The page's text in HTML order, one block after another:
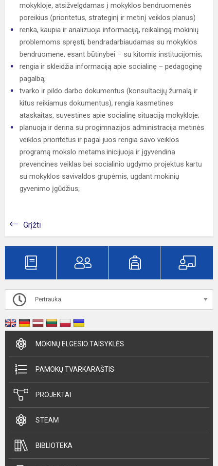
mokykloje, atsižvelgdamas į mokyklos bendruomenės
poreikius (prioritetus, strateginį ir metinį veiklos planus)
renka, kaupia ir analizuoja informaciją, reikalingą mokinių
problemoms spręsti, bendradarbiaudamas su mokyklos
bendruomene, esant būtinybei – su kitomis institucijomis;
rengia ir skleidžia informaciją apie socialinę – pedagoginę
pagalbą;
tvarko ir pildo darbo dokumentus (konsultacijų žurnalą ir
kitus reikiamus dokumentus), rengia kasmetines
ataskaitas, suvestines apie socialinę situaciją mokykloje;
planuoja ir derina su progimnazijos administracija metinės
veiklos prioritetus ir pagal juos rengia savo veiklos
programą mokslo metams.inicijuoja ir įgyvendina
prevencines veiklas bei socialinio ugdymo projektus kartu
su mokyklos savivaldos grupėmis, ugdant mokinių
gyvenimo įgūdžius;
Grįžti
Pertrauka
MOKINŲ ELGESIO TAISYKLĖS
PAMOKŲ TVARKARAŠTIS
PROJEKTAI
STEAM
BIBLIOTEKA